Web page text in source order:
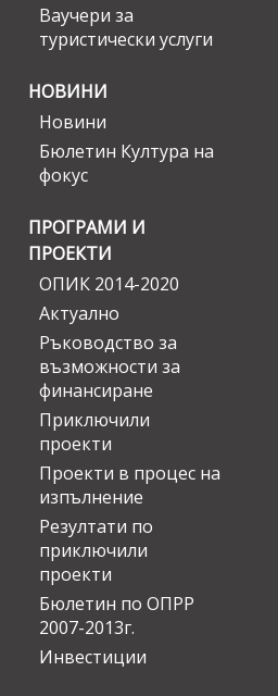
Ваучери за
туристически услуги
НОВИНИ
Новини
Бюлетин Култура на
фокус
ПРОГРАМИ И
ПРОЕКТИ
ОПИК 2014-2020
Актуално
Ръководство за
възможности за
финансиране
Приключили
проекти
Проекти в процес на
изпълнение
Резултати по
приключили
проекти
Бюлетин по ОПРР
2007-2013г.
Инвестиции